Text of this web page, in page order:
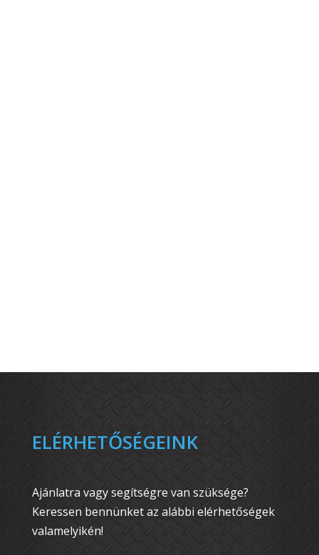
ELÉRHETŐSÉGEINK
Ajánlatra vagy segítségre van szüksége?
Keressen bennünket az alábbi elérhetőségek
valamelyikén!